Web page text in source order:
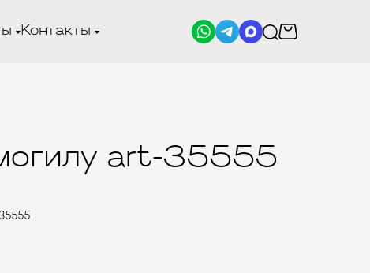
Контакты
art-35555